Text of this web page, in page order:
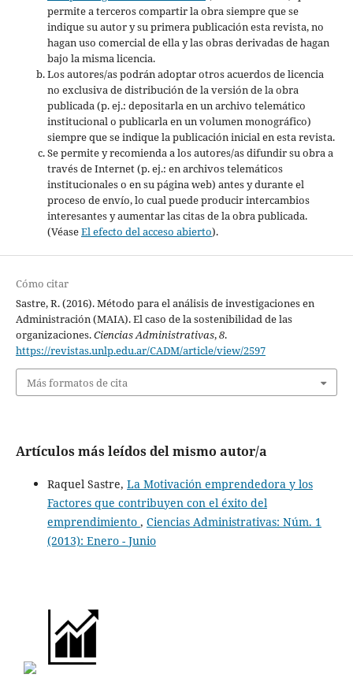
permite a terceros compartir la obra siempre que se
indique su autor y su primera publicación esta revista, no
hagan uso comercial de ella y las obras derivadas de hagan
bajo la misma licencia.
Los autores/as podrán adoptar otros acuerdos de licencia
no exclusiva de distribución de la versión de la obra
publicada (p. ej.: depositarla en un archivo telemático
institucional o publicarla en un volumen monográfico)
siempre que se indique la publicación inicial en esta revista.
Se permite y recomienda a los autores/as difundir su obra a
través de Internet (p. ej.: en archivos telemáticos
institucionales o en su página web) antes y durante el
proceso de envío, lo cual puede producir intercambios
interesantes y aumentar las citas de la obra publicada.
(VéaseEl efecto del acceso abierto).
Cómo citar
Sastre, R. (2016). Método para el análisis de investigaciones en
Administración (MAIA). El caso de la sostenibilidad de las
organizaciones.Ciencias Administrativas,8.
https://revistas.unlp.edu.ar/CADM/article/view/2597
Más formatos de cita
Artículos más leídos del mismo autor/a
Raquel Sastre, La Motivación emprendedora y los
Factores que contribuyen con el éxito del
emprendimiento , Ciencias Administrativas: Núm. 1
(2013): Enero - Junio